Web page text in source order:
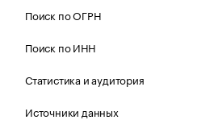
Поиск по ОГРН
Поиск по ИНН
Статистика и аудитория
Источники данных